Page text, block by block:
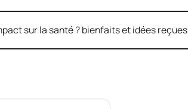
sur la santé ? bienfaits et idées reçues